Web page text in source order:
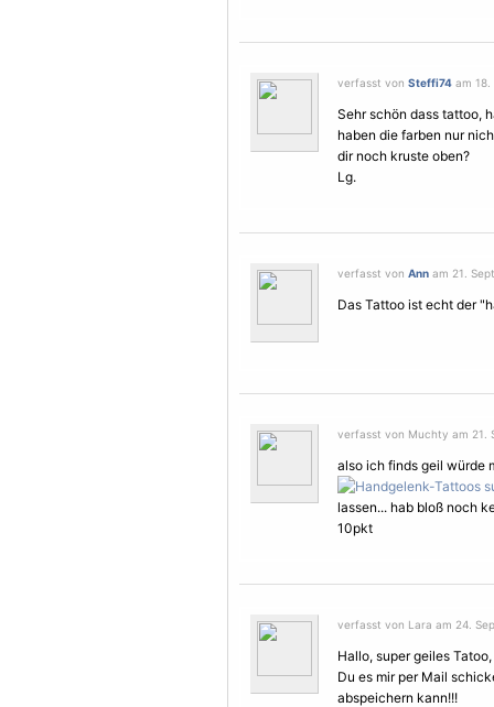
verfasst von Steffi74 am
Sehr schön dass tattoo,
haben die farben nur
dir noch kruste oben?
Lg.
verfasst von Ann am 21.
Das Tattoo ist echt der
verfasst von Muchty am 21.
also ich finds geil würde
lassen... hab bloß noch
10pkt
verfasst von Lara am 24.
Hallo, super geiles
Du es mir per Mail
abspeichern kann!!!